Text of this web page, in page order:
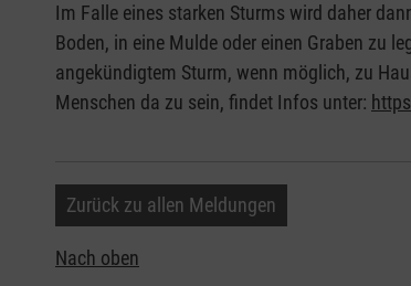
Im Falle eines starken Sturms wird daher
Boden, in eine Mulde oder einen Graben zu
angekündigtem Sturm, wenn möglich, zu
Menschen da zu sein, findet Infos unter:
Zurück zu allen Meldungen
Nach oben